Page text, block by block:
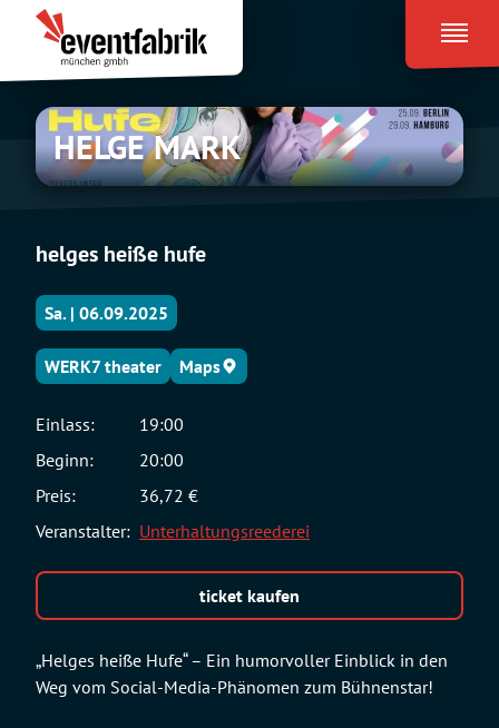
Inhalt
springen
Eventfabrik
München
HELGE
MARK
HELGE MARK
helges heiße hufe
„Helges heiße Hufe“ – Ein humorvoller Einblick in den
Weg vom Social-Media-Phänomen zum Bühnenstar!
Sa. | 06.09.2025
WERK7 theater Maps
Einlass:
19:00
Beginn:
20:00
Preis:
36,72 €
Veranstalter: Unterhaltungsreederei
ticket kaufen